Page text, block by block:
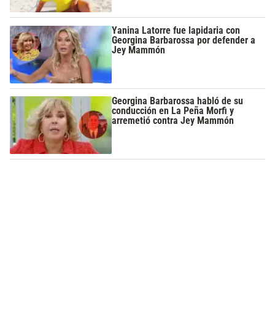
Yanina Latorre fue lapidaria con
Georgina Barbarossa por defender a
Jey Mammón
Georgina Barbarossa habló de su
conducción en La Peña Morfi y
arremetió contra Jey Mammón